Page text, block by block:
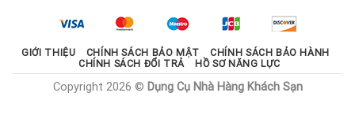
1.785.000 ₫.
GIỚI THIỆU CHÍNH SÁCH BẢO MẬT
CHÍNH SÁCH BẢO HÀNH
CHÍNH SÁCH ĐỔI TRẢ
HỒ SƠ NĂNG LỰC
Copyright 2026 © Dụng Cụ Nhà Hàng Khách Sạn